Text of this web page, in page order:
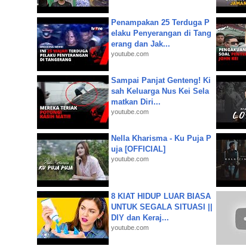
Penampakan 25 Terduga P
elaku Penyerangan di Tang
erang dan Jak...
youtube.com
Sampai Panjat Genteng! Ki
sah Keluarga Nus Kei Sela
matkan Diri...
youtube.com
Nella Kharisma - Ku Puja P
uja [OFFICIAL]
youtube.com
8 KIAT HIDUP LUAR BIASA
UNTUK SEGALA SITUASI ||
DIY dan Keraj...
youtube.com